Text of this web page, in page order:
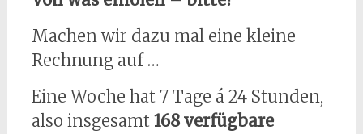
Machen wir dazu mal eine kleine
Rechnung auf …
Eine Woche hat 7 Tage á 24 Stunden,
also insgesamt 168 verfügbare